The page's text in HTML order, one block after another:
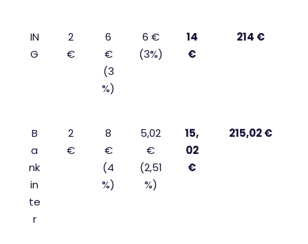
IN
G
2
€
6
€
(3
%)
6 €
(3%)
14
€
214 €
B
a
nk
in
te
r
2
€
8
€
(4
%)
5,02
€
(2,51
%)
15,
02
€
215,02 €